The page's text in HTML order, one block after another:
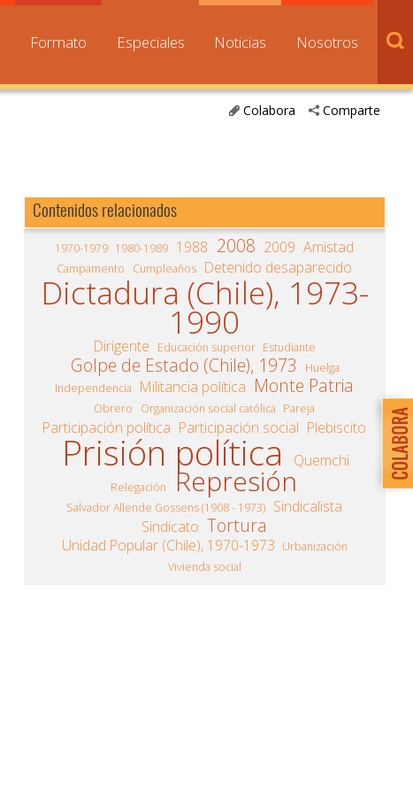
Formato Especiales Noticias Nosotros
Comparte
Colabora
Contenidos relacionados
1970-1979 1980-1989 1988 2008 2009 Amistad
Campamento Cumpleaños Detenido desaparecido
Dictadura (Chile), 1973-
1990
Dirigente Educación superior Estudiante
Golpe de Estado (Chile), 1973
Huelga
Independencia
Militancia política Monte Patria
Obrero Organización social católica Pareja
Participación política Participación social Plebiscito
Prisión política Quemchi
Relegación Represión
Salvador Allende Gossens (1908 - 1973) Sindicalista
Sindicato Tortura
Unidad Popular (Chile), 1970-1973 Urbanización
Vivienda social